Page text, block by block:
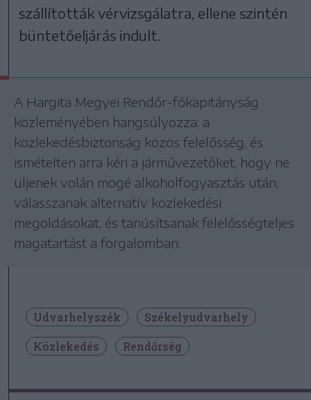
szállították vérvizsgálatra, ellene szintén
büntetőeljárás indult.
A Hargita Megyei Rendőr-főkapitányság
közleményében hangsúlyozza: a
közlekedésbiztonság közös felelősség, és
ismételten arra kéri a járművezetőket, hogy ne
üljenek volán mögé alkoholfogyasztás után,
válasszanak alternatív közlekedési
megoldásokat, és tanúsítsanak felelősségteljes
magatartást a forgalomban.
Udvarhelyszék
Székelyudvarhely
Közlekedés
Rendőrség